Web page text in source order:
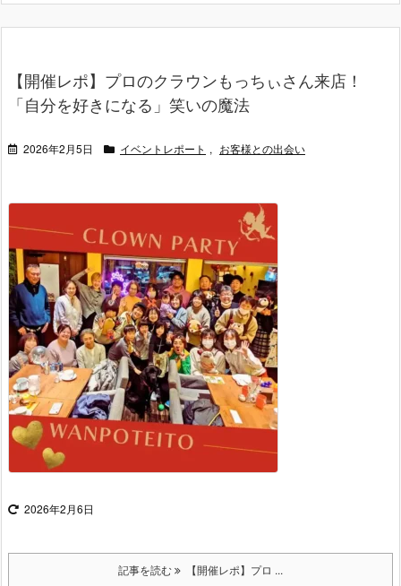
【開催レポ】プロのクラウンもっちぃさん来店！
「自分を好きになる」笑いの魔法
2026年2月5日 イベントレポート , お客様との出会い
2026年2月6日
記事を読む 【開催レポ】プロ ...